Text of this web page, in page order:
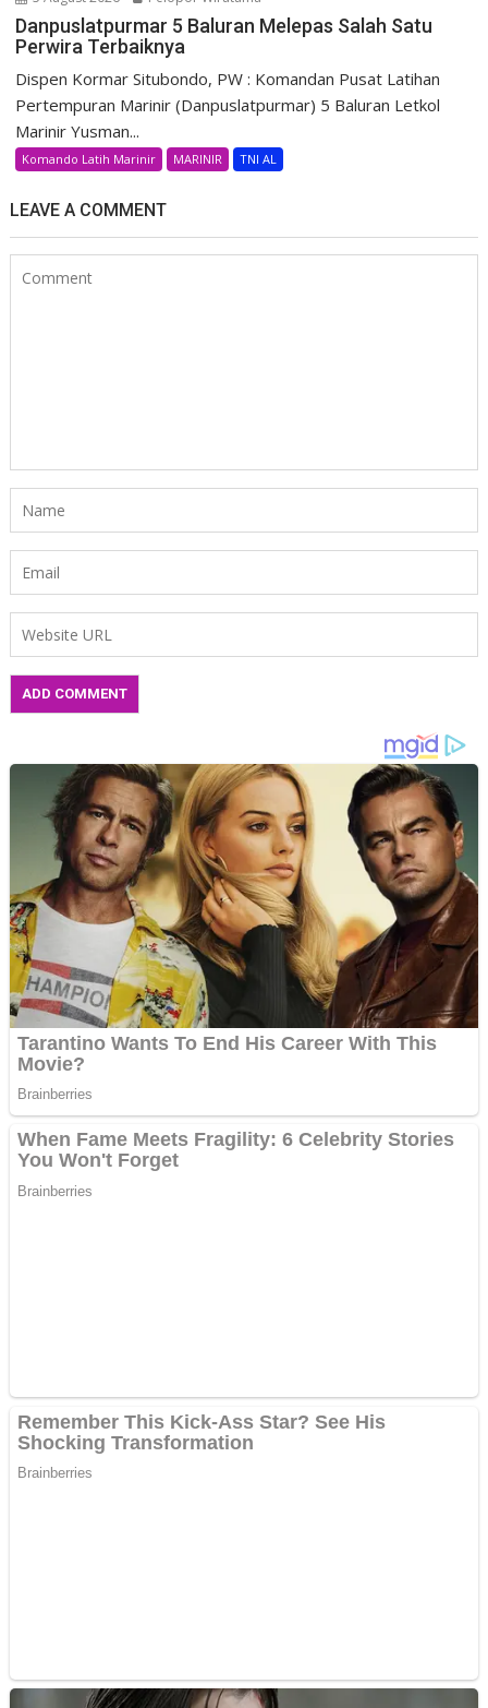
Danpuslatpurmar 5 Baluran Melepas Salah Satu
Perwira Terbaiknya
Dispen Kormar Situbondo, PW : Komandan Pusat Latihan
Pertempuran Marinir (Danpuslatpurmar) 5 Baluran Letkol
Marinir Yusman...
Komando Latih Marinir MARINIR TNI AL
LEAVE A COMMENT